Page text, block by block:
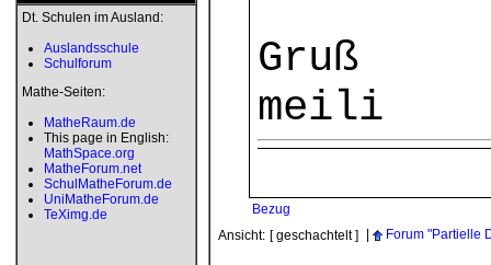
Dt. Schulen im Ausland:
Auslandsschule
Schulforum
Mathe-Seiten:
MatheRaum.de
This page in English:
MathSpace.org
MatheForum.net
SchulMatheForum.de
UniMatheForum.de
TeXimg.de
Gruß
meili
Bezug
Ansicht: [ geschachtelt ] Forum "Partielle